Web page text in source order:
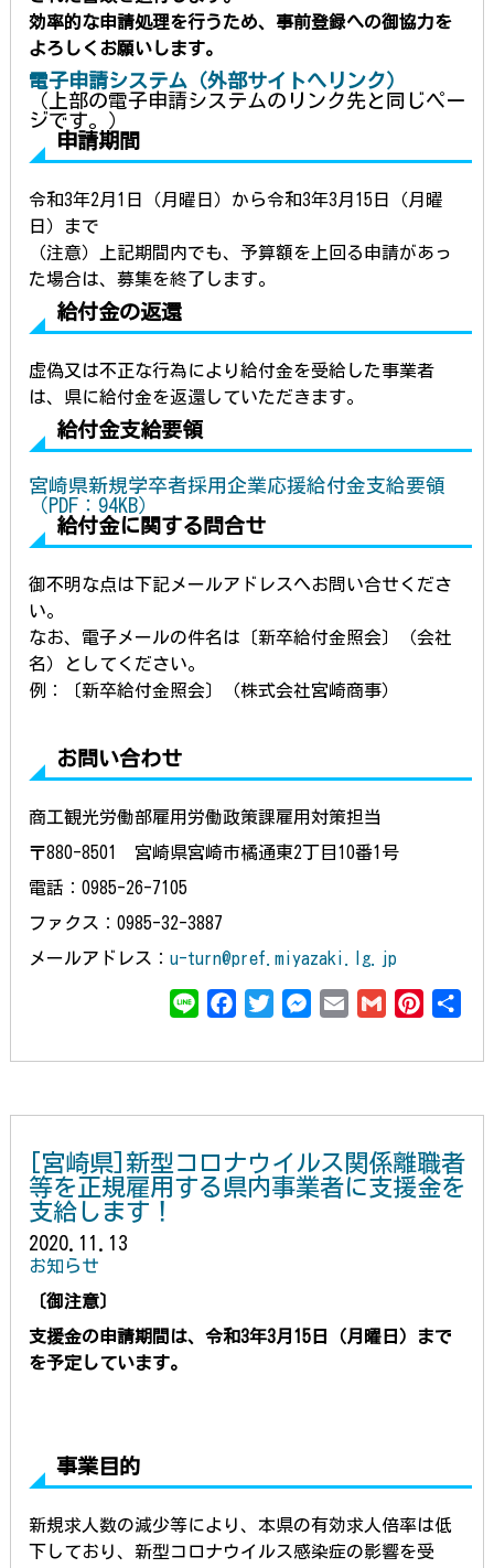
効率的な申請処理を行うため、事前登録への御協力を
よろしくお願いします。
電子申請システム（外部サイトへリンク）
（上部の電子申請システムのリンク先と同じペー
ジです。）
申請期間
令和3年2月1日（月曜日）から令和3年3月15日（月曜
日）まで
（注意）上記期間 内でも、予算額を上回る申請があっ
た場合は、募集を終了します。
給付金の返還
虚偽又は不正な行為により給付金を受給した事業者
は、県に給付金を返還していただきます。
給付金支給要領
宮崎県新規学卒者採用企業応援給付金支給要領
（PDF：94KB）
給付金に関する問合せ
御不明な点は下記メールアドレスへお問い合せくださ
い。
なお、電子メールの件名は〔新卒給付金照会〕（会社
名）としてください。
例：〔新卒給付金照会〕（株式会社宮崎商事）
お問い合わせ
商工観光労働部雇用労働政策課雇用対策担当
〒880-8501 宮崎県宮崎市橘通東2丁目10番1号
電話：0985-26-7105
ファクス：0985-32-3887
メールアドレス： u-turn@pref.miyazaki.lg.jp
n
c
b
o
o
i
t
r
s
e
g
e
a
l
a
l
n
e
r
e
[宮崎県]新型コロナウイルス関係離職者
等を正規雇用する県内事業者に支援金を
支給します！
2020.11.13
お知らせ
〔御注意〕
支援金の申請期間 は、令和3年3月15日（月曜日）まで
を予定しています。
事業目的
新規求人数の減少等により、本県の有効求人倍率は低
下しており、新型コロナウイルス感染症の影響を受